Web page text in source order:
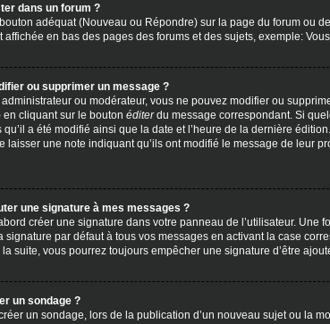
dans un forum ?
adéquat (Nouveau ou Répondre) sur la page du forum ou
affichée en bas des pages des forums et des sujets, exemple: Vous
ou supprimer un message ?
administrateur ou modérateur, vous ne pouvez modifier ou
cliquant sur le bouton éditerdu message correspondant. Si
qu’il a été modifié ainsi que la date et l’heure de la dernière
laisser une note indiquant qu’ils ont modifié le message de leur
une signature à mes messages ?
créer une signature dans votre panneau de l’utilisateur. Une
signature par défaut à tous vos messages en activant la case
la suite, vous pourrez toujours empêcher une signature d’être
un sondage ?
un sondage, lors de la publication d’un nouveau sujet ou la